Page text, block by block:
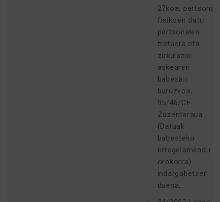
27koa, pertsona
fisikoen datu
pertsonalen
trataera eta
zirkulazio
askearen
babesari
buruzkoa,
95/46/CE
Zuzentaraua
(Datuak
babesteko
erregelamendu
orokorra)
indargabetzen
duena.